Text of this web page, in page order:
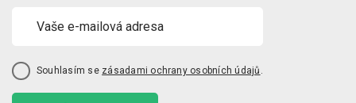
Souhlasím se zásadami ochrany osobních údajů .